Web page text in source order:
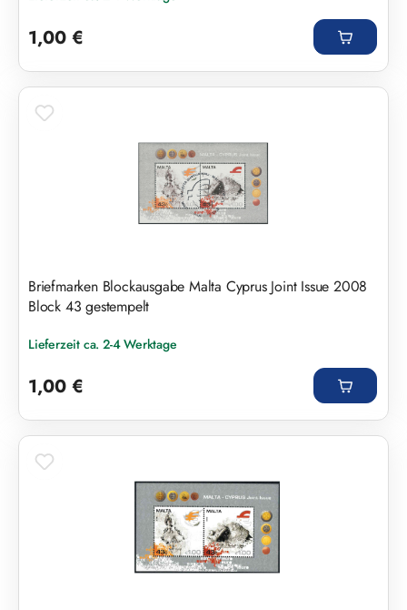
1,00 €
Briefmarken Blockausgabe Malta Cyprus Joint Issue 2008
Block 43 gestempelt
Lieferzeit ca. 2-4 Werktage
1,00 €